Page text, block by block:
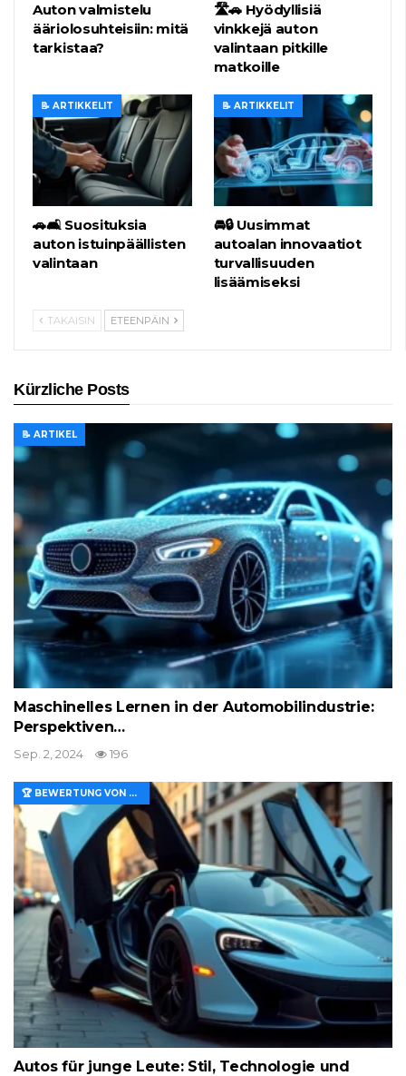
Auton valmistelu
ääriolosuhteisiin: mitä
tarkistaa?
🛣️🚗 Hyödyllisiä
vinkkejä auton
valintaan pitkille
matkoille
📝 ARTIKKELIT
🚗🛋️ Suosituksia
auton istuinpäällisten
valintaan
📝 ARTIKKELIT
🚘🔒 Uusimmat
autoalan innovaatiot
turvallisuuden
lisäämiseksi
TAKAISIN ETEENPÄIN
Kürzliche Posts
📝 ARTIKEL
Maschinelles Lernen in der Automobilindustrie:
Perspektiven…
Sep. 2, 2024 196
🏆 BEWERTUNG VON MERKMALEN UND WERT
Autos für junge Leute: Stil, Technologie und